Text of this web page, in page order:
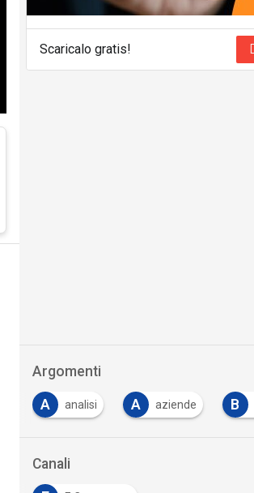
Scaricalo gratis!
Argomenti
A analisi A aziende B
Canali